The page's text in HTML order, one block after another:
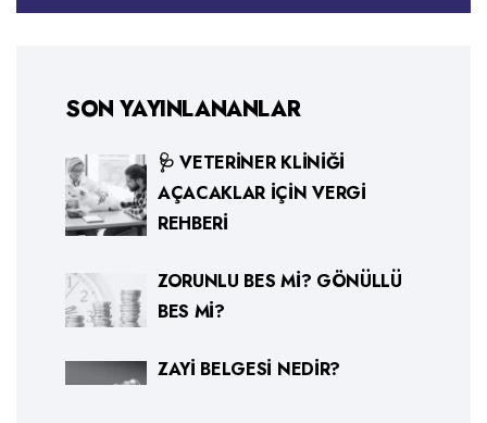
SON YAYINLANANLAR
🩺 VETERINER KLINIĞI
AÇACAKLAR İÇIN VERGI
REHBERI
ZORUNLU BES MI? GÖNÜLLÜ
BES MI?
ZAYI BELGESI NEDIR?